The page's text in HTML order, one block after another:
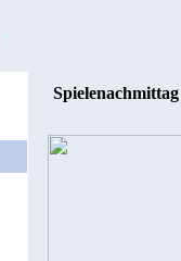
Spielenachmittag